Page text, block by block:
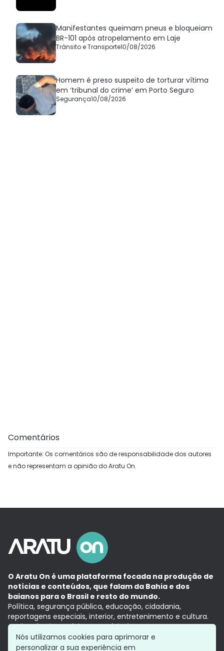
Manifestantes queimam pneus e bloqueiam
BR-101 após atropelamento em Laje
Trânsito e Transporte10/08/2026
Homem é preso suspeito de torturar vítima
em ‘tribunal do crime’ em Porto Seguro
Segurança10/08/2026
Comentários
Importante: Os comentários são de responsabilidade dos autores
e não representam a opinião do Aratu On.
O Aratu On é uma plataforma focada na produção de
notícias e conteúdos, que falam da Bahia e dos
baianos para o Brasil e resto do mundo.
Política, segurança pública, educação, cidadania,
reportagens especiais, interior, entretenimento e cultura.
Aqui, tudo vira notícia e a notícia é no tempo presente,
com a credibilidade do Grupo Aratu.
Grupo Aratu
Política de privacidade
Nós utilizamos cookies para aprimorar e
personalizar a sua experiência em